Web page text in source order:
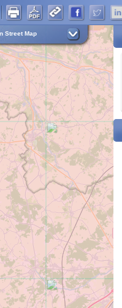
Street Map